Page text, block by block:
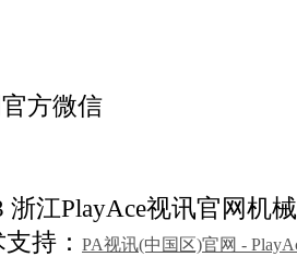
方微信
浙江PlayAce视讯官网机
持： PA视讯(中国区)官网 -